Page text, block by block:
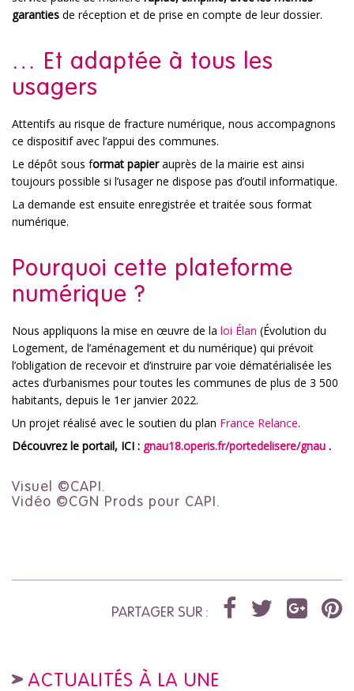
garanties de réception et de prise en compte de leur dossier.
… Et adaptée à tous les
usagers
Attentifs au risque de fracture numérique, nous accompagnons
ce dispositif avec l’appui des communes.
Le dépôt sous format papierauprès de la mairie est ainsi
toujours possible si l’usager ne dispose pas d’outil informatique.
La demande est ensuite enregistrée et traitée sous format
numérique.
Pourquoi cette plateforme
numérique ?
Nous appliquons la mise en œuvre de la loi Élan (Évolution du
Logement, de l’aménagement et du numérique) qui prévoit
l’obligation de recevoir et d’instruire par voie dématérialisée les
actes d’urbanismes pour toutes les communes de plus de 3 500
habitants, depuis le 1er janvier 2022.
Un projet réalisé avec le soutien du plan France Relance.
Découvrez le portail, ICI : gnau18.operis.fr/portedelisere/gnau .
Visuel ©CAPI.
Vidéo ©CGN Prods pour CAPI.
PARTAGER SUR :
ACTUALITÉS À LA UNE